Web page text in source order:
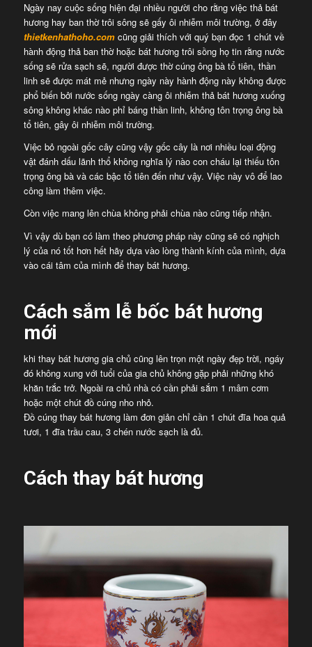
Ngày nay cuộc sống hiện đại nhiều người cho rằng việc thả bát
hương hay ban thờ trôi sông sẽ gấy ôi nhiễm môi trường, ở đây
thietkenhathoho.com cũng giải thích với quý bạn đọc 1 chút về
hành động thả ban thờ hoặc bát hương trôi sồng họ tin rằng nước
sống sẽ rửa sạch sẽ, người được thờ cúng ông bà tổ tiên, thần
linh sẽ được mát mẻ nhưng ngày này hành động này không được
phổ biến bởi nước sống ngày càng ôi nhiễm thả bát hương xuống
sông không khác nào phỉ báng thần linh, không tôn trọng ông bà
tổ tiên, gây ôi nhiễm môi trường.
Việc bỏ ngoài gốc cây cũng vậy gốc cây là nơi nhiều loại động
vật đánh dấu lãnh thổ không nghĩa lý nào con cháu lại thiếu tôn
trọng ông bà và các bậc tổ tiên đến như vậy. Việc này vô để lao
công làm thêm việc.
Còn việc mang lên chùa không phải chùa nào cũng tiếp nhận.
Vì vậy dù bạn có làm theo phương pháp này cũng sẽ có nghịch
lý của nó tốt hơn hết hãy dựa vào lòng thành kính của mình, dựa
vào cái tâm của mình để thay bát hương.
Cách sắm lễ bốc bát hương
mới
khi thay bát hương gia chủ cũng lên trọn một ngày đẹp trời, ngáy
đó không xung với tuổi của gia chủ không gặp phải những khó
khăn trắc trở. Ngoài ra chủ nhà có cần phải sắm 1 mâm cơm
hoặc một chút đồ cúng nho nhỏ.
Đồ cúng thay bát hương làm đơn giản chỉ cần 1 chút đĩa hoa quả
tươi, 1 đĩa trầu cau, 3 chén nước sạch là đủ.
Cách thay bát hương